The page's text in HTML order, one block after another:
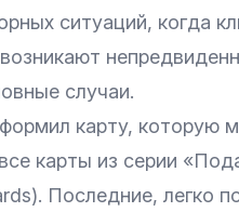
ситуаций, когда
случаи.
карту, которую
карты из серии
Последние, легко